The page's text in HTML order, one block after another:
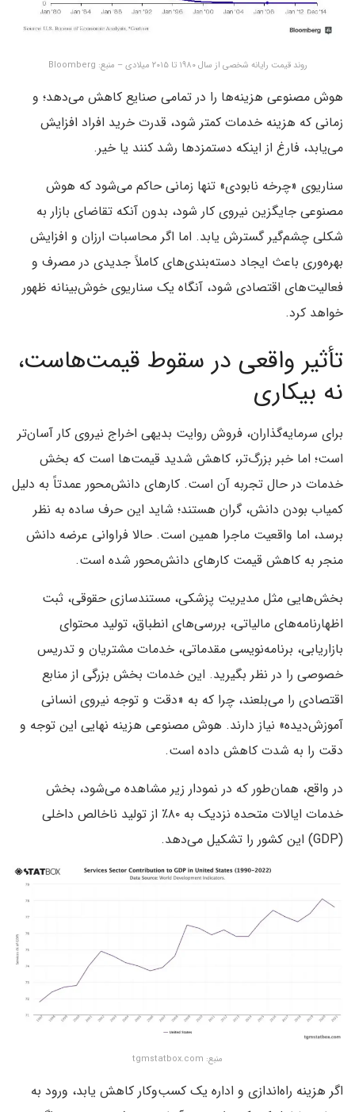
روند قیمت رایانه شخصی از سال ۱۹۸۰ تا ۲۰۱۵ میلادی – منبع: Bloomberg
هوش مصنوعی هزینه‌ها را در تمامی صنایع کاهش می‌دهد؛ و
زمانی که هزینه خدمات کمتر شود، قدرت خرید افراد افزایش
می‌یابد، فارغ از اینکه دستمزدها رشد کنند یا خیر.
سناریوی «چرخه نابودی» تنها زمانی حاکم می‌شود که هوش
مصنوعی جایگزین نیروی کار شود، بدون آنکه تقاضای بازار به
شکلی چشم‌گیر گسترش یابد. اما اگر محاسبات ارزان و افزایش
بهره‌وری باعث ایجاد دسته‌بندی‌های کاملاً جدیدی در مصرف و
فعالیت‌های اقتصادی شود، آنگاه یک سناریوی خوش‌بینانه ظهور
خواهد کرد.
تأثیر واقعی در سقوط قیمت‌هاست،
نه بیکاری
برای سرمایه‌گذاران، فروش روایت بدیهی اخراج نیروی کار آسان‌تر
است؛ اما خبر بزرگ‌تر، کاهش شدید قیمت‌ها است که بخش
خدمات در حال تجربه آن است. کارهای دانش‌محور عمدتاً به دلیل
کمیاب بودن دانش، گران هستند؛ شاید این حرف ساده به نظر
برسد، اما واقعیت ماجرا همین است. حالا فراوانی عرضه دانش
منجر به کاهش قیمت کارهای دانش‌محور شده است.
بخش‌هایی مثل مدیریت پزشکی، مستندسازی حقوقی، ثبت
اظهارنامه‌های مالیاتی، بررسی‌های انطباق، تولید محتوای
بازاریابی، برنامه‌نویسی مقدماتی، خدمات مشتریان و تدریس
خصوصی را در نظر بگیرید. این خدمات بخش بزرگی از منابع
اقتصادی را می‌بلعند، چرا که به «دقت و توجه نیروی انسانی
آموزش‌دیده» نیاز دارند. هوش مصنوعی هزینه نهایی این توجه و
دقت را به شدت کاهش داده است.
در واقع، همان‌طور که در نمودار زیر مشاهده می‌شود، بخش
خدمات ایالات متحده نزدیک به ۸۰٪ از تولید ناخالص داخلی
(GDP) این کشور را تشکیل می‌دهد.
منبع: tgmstatbox.com
اگر هزینه راه‌اندازی و اداره یک کسب‌وکار کاهش یابد، ورود به